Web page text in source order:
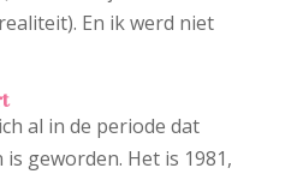
En ik werd niet
al in de periode dat
geworden. Het is 1981,